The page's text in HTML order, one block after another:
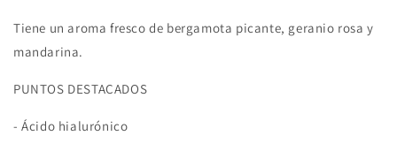
Tiene un aroma fresco de bergamota picante, geranio rosa y
mandarina.
PUNTOS DESTACADOS
- Ácido hialurónico